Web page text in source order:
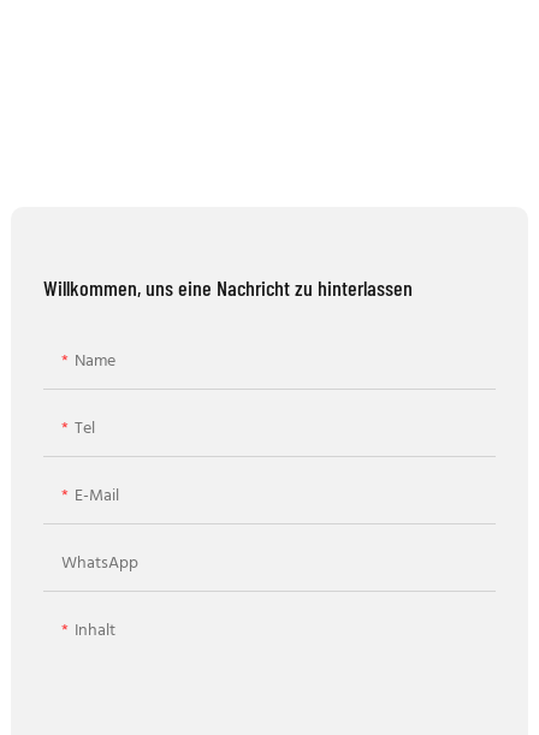
Willkommen, uns eine Nachricht zu hinterlassen
Name
Tel
E-Mail
WhatsApp
Inhalt